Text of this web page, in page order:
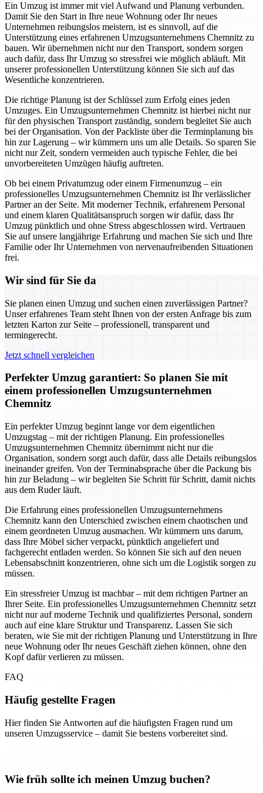
Ein Umzug ist immer mit viel Aufwand und Planung verbunden.
Damit Sie den Start in Ihre neue Wohnung oder Ihr neues
Unternehmen reibungslos meistern, ist es sinnvoll, auf die
Unterstützung eines erfahrenen Umzugsunternehmens Chemnitz zu
bauen. Wir übernehmen nicht nur den Transport, sondern sorgen
auch dafür, dass Ihr Umzug so stressfrei wie möglich abläuft. Mit
unserer professionellen Unterstützung können Sie sich auf das
Wesentliche konzentrieren.
Die richtige Planung ist der Schlüssel zum Erfolg eines jeden
Umzuges. Ein Umzugsunternehmen Chemnitz ist hierbei nicht nur
für den physischen Transport zuständig, sondern begleitet Sie auch
bei der Organisation. Von der Packliste über die Terminplanung bis
hin zur Lagerung – wir kümmern uns um alle Details. So sparen Sie
nicht nur Zeit, sondern vermeiden auch typische Fehler, die bei
unvorbereiteten Umzügen häufig auftreten.
Ob bei einem Privatumzug oder einem Firmenumzug – ein
professionelles Umzugsunternehmen Chemnitz ist Ihr verlässlicher
Partner an der Seite. Mit moderner Technik, erfahrenem Personal
und einem klaren Qualitätsanspruch sorgen wir dafür, dass Ihr
Umzug pünktlich und ohne Stress abgeschlossen wird. Vertrauen
Sie auf unsere langjährige Erfahrung und machen Sie sich und Ihre
Familie oder Ihr Unternehmen von nervenaufreibenden Situationen
frei.
Wir sind für Sie da
Sie planen einen Umzug und suchen einen zuverlässigen Partner?
Unser erfahrenes Team steht Ihnen von der ersten Anfrage bis zum
letzten Karton zur Seite – professionell, transparent und
termingerecht.
Jetzt schnell vergleichen
Perfekter Umzug garantiert: So planen Sie mit
einem professionellen Umzugsunternehmen
Chemnitz
Ein perfekter Umzug beginnt lange vor dem eigentlichen
Umzugstag – mit der richtigen Planung. Ein professionelles
Umzugsunternehmen Chemnitz übernimmt nicht nur die
Organisation, sondern sorgt auch dafür, dass alle Details reibungslos
ineinander greifen. Von der Terminabsprache über die Packung bis
hin zur Beladung – wir begleiten Sie Schritt für Schritt, damit nichts
aus dem Ruder läuft.
Die Erfahrung eines professionellen Umzugsunternehmens
Chemnitz kann den Unterschied zwischen einem chaotischen und
einem geordneten Umzug ausmachen. Wir kümmern uns darum,
dass Ihre Möbel sicher verpackt, pünktlich angeliefert und
fachgerecht entladen werden. So können Sie sich auf den neuen
Lebensabschnitt konzentrieren, ohne sich um die Logistik sorgen zu
müssen.
Ein stressfreier Umzug ist machbar – mit dem richtigen Partner an
Ihrer Seite. Ein professionelles Umzugsunternehmen Chemnitz setzt
nicht nur auf moderne Technik und qualifiziertes Personal, sondern
auch auf eine klare Struktur und Transparenz. Lassen Sie sich
beraten, wie Sie mit der richtigen Planung und Unterstützung in Ihre
neue Wohnung oder Ihr neues Geschäft ziehen können, ohne den
Kopf dafür verlieren zu müssen.
FAQ
Häufig gestellte Fragen
Hier finden Sie Antworten auf die häufigsten Fragen rund um
unseren Umzugsservice – damit Sie bestens vorbereitet sind.
Wie früh sollte ich meinen Umzug buchen?